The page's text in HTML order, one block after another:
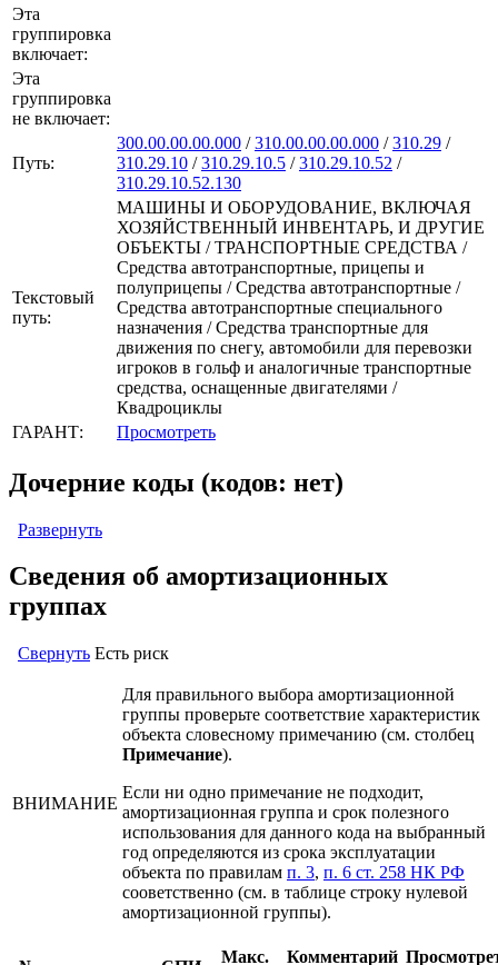
Эта
группировка
включает:
Эта
группировка
не включает:
Путь:
300.00.00.00.000 /310.00.00.00.000 /310.29 /
310.29.10 /310.29.10.5 /310.29.10.52 /
310.29.10.52.130
Текстовый
путь:
МАШИНЫ И ОБОРУДОВАНИЕ, ВКЛЮЧАЯ
ХОЗЯЙСТВЕННЫЙ ИНВЕНТАРЬ, И ДРУГИЕ
ОБЪЕКТЫ / ТРАНСПОРТНЫЕ СРЕДСТВА /
Средства автотранспортные, прицепы и
полуприцепы / Средства автотранспортные /
Средства автотранспортные специального
назначения / Средства транспортные для
движения по снегу, автомобили для перевозки
игроков в гольф и аналогичные транспортные
средства, оснащенные двигателями /
Квадроциклы
ГАРАНТ:
Просмотреть
Дочерние коды (кодов: нет)
Развернуть
Сведения об амортизационных
группах
Свернуть Есть риск
ВНИМАНИЕ
Для правильного выбора амортизационной
группы проверьте соответствие характеристик
объекта словесному примечанию (см. столбец
Примечание).
Если ни одно примечание не подходит,
амортизационная группа и срок полезного
использования для данного кода на выбранный
год определяются из срока эксплуатации
объекта по правилам п. 3, п. 6 ст. 258 НК РФ
сооветственно (см. в таблице строку нулевой
амортизационной группы).
Макс. Комментарий